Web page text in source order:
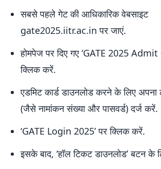
सबसे पहले गेट की आधिकारिक वेबसाइट
gate2025.iitr.ac.in पर जाएं.
होमपेज पर दिए गए ‘GATE 2025 Admit
क्लिक करें.
एडमिट कार्ड डाउनलोड करने के लिए
(जैसे नामांकन संख्या और पासवर्ड) दर्ज करें.
‘GATE Login 2025’ पर क्लिक करें.
इसके बाद, ‘हॉल टिकट डाउनलोड’ बटन